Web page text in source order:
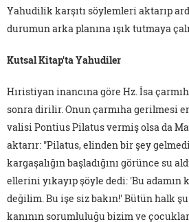
Yahudilik karşıtı söylemleri aktarıp
durumun arka planına ışık tutmaya
Kutsal Kitap'ta Yahudiler
Hıristiyan inancına göre Hz. İsa
sonra dirilir. Onun çarmıha gerilmesi
valisi Pontius Pilatus vermiş olsa da
aktarır: "Pilatus, elinden bir şey
kargaşalığın başladığını görünce su
ellerini yıkayıp şöyle dedi: 'Bu adamın
değilim. Bu işe siz bakın!' Bütün halk
kanının sorumluluğu bizim ve